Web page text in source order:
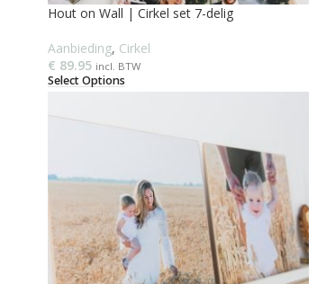
Hout on Wall | Cirkel set 7-delig
Aanbieding, Cirkel
€ 89.95 incl. BTW
Select Options